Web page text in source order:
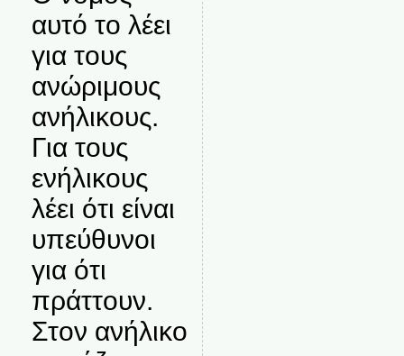
αυτό το λέει
για τους
ανώριμους
ανήλικους.
Για τους
ενήλικους
λέει ότι είναι
υπεύθυνοι
για ότι
πράττουν.
Στον ανήλικο